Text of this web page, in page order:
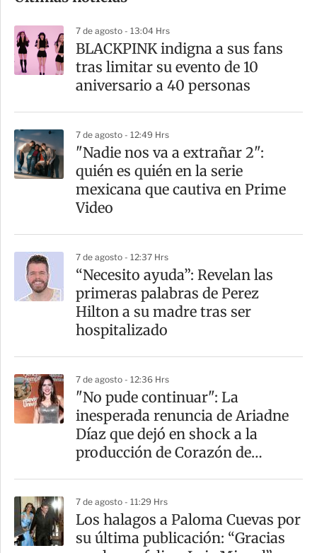
a
r
t
7 de agosto - 13:04 Hrs
BLACKPINK indigna a sus fans
tras limitar su evento de 10
aniversario a 40 personas
7 de agosto - 12:49 Hrs
"Nadie nos va a extrañar 2":
quién es quién en la serie
mexicana que cautiva en Prime
Video
7 de agosto - 12:37 Hrs
“Necesito ayuda”: Revelan las
primeras palabras de Perez
Hilton a su madre tras ser
hospitalizado
7 de agosto - 12:36 Hrs
"No pude continuar": La
inesperada renuncia de Ariadne
Díaz que dejó en shock a la
producción de Corazón de
7 de agosto - 11:29 Hrs
Los halagos a Paloma Cuevas por
su última publicación: “Gracias